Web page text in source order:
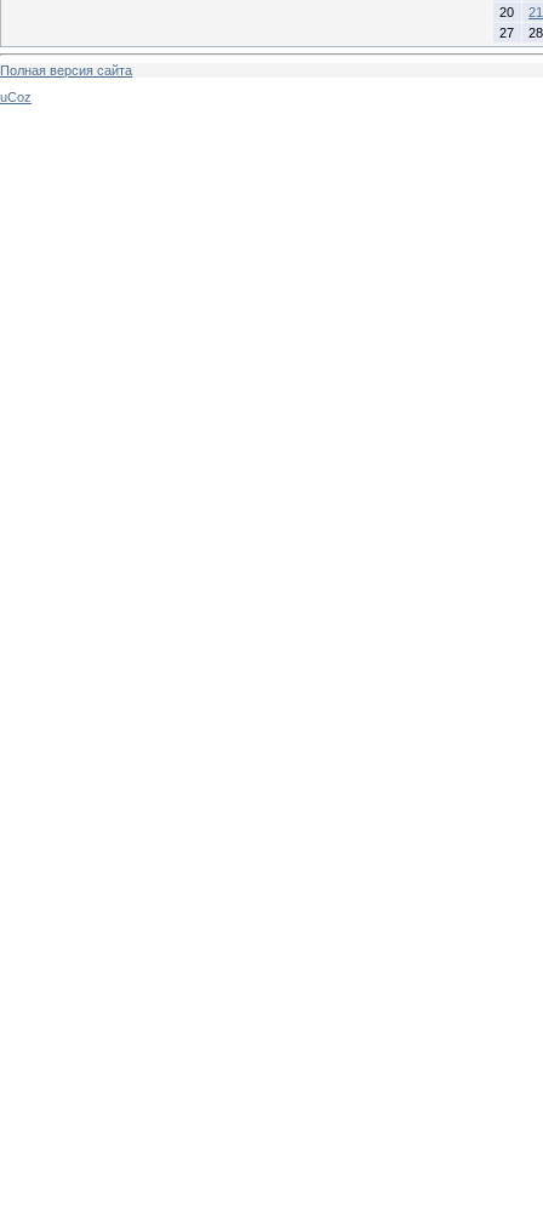
20
21
27
28
Полная версия сайта
uCoz